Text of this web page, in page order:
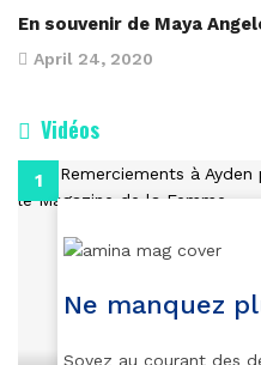
En souvenir de Maya
April 24, 2020
Vidéos
Ne manquez
Soyez au courant des